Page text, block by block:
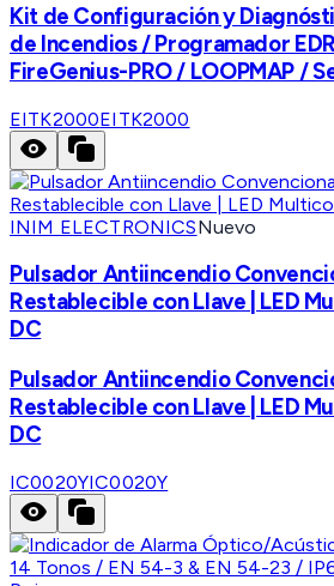
Kit de Configuración y
de Incendios / Programador
FireGenius-PRO / LOOPMAP /
EITK2000EITK2000
INIM ELECTRONICSNuevo
Pulsador Antiincendio
Restablecible con Llave | LED
DC
Pulsador Antiincendio
Restablecible con Llave | LED
DC
IC0020YIC0020Y